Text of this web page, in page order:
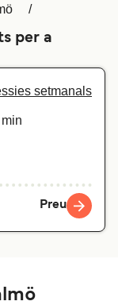
per a
setmanals
min
Preu